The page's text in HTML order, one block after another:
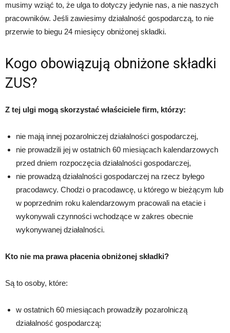
musimy wziąć to, że ulga to dotyczy jedynie nas, a nie naszych
pracowników. Jeśli zawiesimy działalność gospodarczą, to nie
przerwie to biegu 24 miesięcy obniżonej składki.
Kogo obowiązują obniżone składki
ZUS?
Z tej ulgi mogą skorzystać właściciele firm, którzy:
nie mają innej pozarolniczej działalności gospodarczej,
nie prowadzili jej w ostatnich 60 miesiącach kalendarzowych
przed dniem rozpoczęcia działalności gospodarczej,
nie prowadzą działalności gospodarczej na rzecz byłego
pracodawcy. Chodzi o pracodawcę, u którego w bieżącym lub
w poprzednim roku kalendarzowym pracowali na etacie i
wykonywali czynności wchodzące w zakres obecnie
wykonywanej działalności.
Kto nie ma prawa płacenia obniżonej składki?
Są to osoby, które:
w ostatnich 60 miesiącach prowadziły pozarolniczą
działalność gospodarczą;